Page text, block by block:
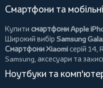
Смартфони та
Купити смартфони Apple
Широкий вибір Samsung
Смартфони Xiaomiсерій 14,
Samsung, аксесуари та
Ноутбуки та